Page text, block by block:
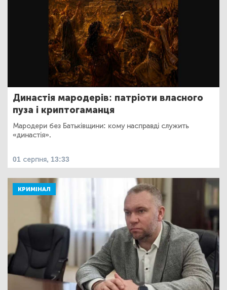
Династія мародерів: патріоти власного
пуза і криптогаманця
Мародери без Батьківщини: кому насправді служить
«династія».
01 серпня, 13:33
КРИМІНАЛ